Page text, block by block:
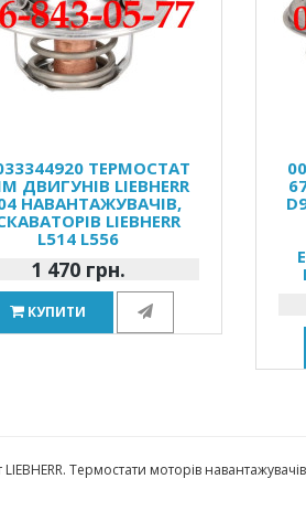
ТЕРМОСТАТ
ДВИГУНІВ LIEBHERR
НАВАНТАЖУВАЧІВ,
LIEBHERR
L514 L556
1 470 грн.
КУПИТИ
Термостати моторів